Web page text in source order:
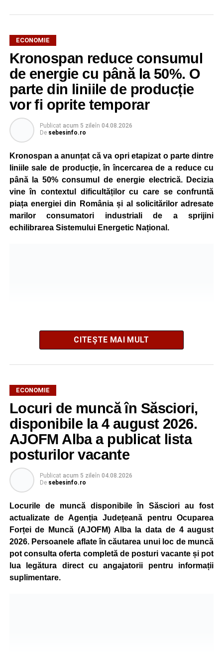
ECONOMIE
Kronospan reduce consumul
de energie cu până la 50%. O
parte din liniile de producție
vor fi oprite temporar
Publicat acum 5 zileîn 04.08.2026
De sebesinfo.ro
Kronospan a anunțat că va opri etapizat o parte dintre
liniile sale de producție, în încercarea de a reduce cu
până la 50% consumul de energie electrică. Decizia
vine în contextul dificultăților cu care se confruntă
piața energiei din România și al solicitărilor adresate
marilor consumatori industriali de a sprijini
echilibrarea Sistemului Energetic Național.
Potrivit unui comunicat al companiei, măsura va fi aplicată
gradual, în funcție de necesitățile sistemului energetic.
Reprezentanții Kronospan precizează că evoluția situației
este monitorizată permanent, iar activitatea va reveni la
capacitate normală imediat ce condițiile vor permite.
Compania dă asigurări că oprirea temporară a unor linii
de producție nu va afecta livrările către clienți.
Kronospan se numără printre cei mai mari consumatori de
energie electrică din România. O parte din necesarul
energetic este acoperită prin producția proprie de energie,
realizată cu ajutorul panourilor fotovoltaice și al unităților
de cogenerare.
Reprezentanții companiei afirmă că vor continua
colaborarea cu autoritățile și operatorii din domeniul
energetic pentru a contribui la depășirea perioadei dificile
CITEȘTE MAI MULT
ECONOMIE
Locuri de muncă în Săsciori,
disponibile la 4 august 2026.
AJOFM Alba a publicat lista
posturilor vacante
Publicat acum 5 zileîn 04.08.2026
De sebesinfo.ro
Locurile de muncă disponibile în Săsciori au fost
actualizate de Agenția Județeană pentru Ocuparea
Forței de Muncă (AJOFM) Alba la data de 4 august
2026. Persoanele aflate în căutarea unui loc de muncă
pot consulta oferta completă de posturi vacante și pot
lua legătura direct cu angajatorii pentru informații
suplimentare.